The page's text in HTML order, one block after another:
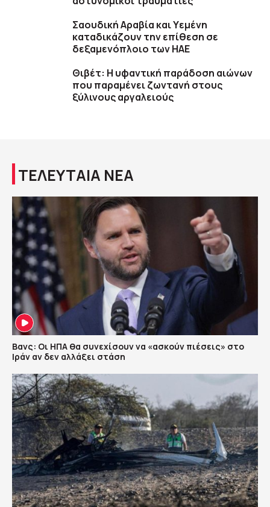
Σαουδική Αραβία και Υεμένη
καταδικάζουν την επίθεση σε
δεξαμενόπλοιο των ΗΑΕ
Θιβέτ: Η υφαντική παράδοση αιώνων
που παραμένει ζωντανή στους
ξύλινους αργαλειούς
ΤΕΛΕΥΤΑΙΑ ΝΕΑ
Βανς: Οι ΗΠΑ θα συνεχίσουν να «ασκούν πιέσεις» στο
Ιράν αν δεν αλλάξει στάση